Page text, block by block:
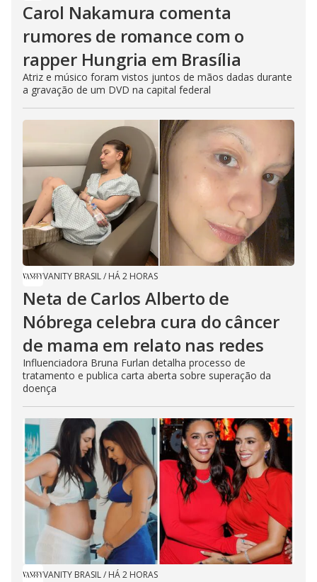
Carol Nakamura comenta
rumores de romance com o
rapper Hungria em Brasília
Atriz e músico foram vistos juntos de mãos dadas durante
a gravação de um DVD na capital federal
VANITY BRASIL/ HÁ 2 HORAS
Neta de Carlos Alberto de
Nóbrega celebra cura do câncer
de mama em relato nas redes
Influenciadora Bruna Furlan detalha processo de
tratamento e publica carta aberta sobre superação da
doença
VANITY BRASIL/ HÁ 2 HORAS